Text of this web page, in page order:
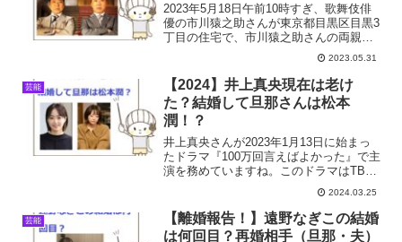
2023年5月18日午前10時すぎ、歌舞伎俳
優の市川猿之助さんが東京都目黒区目黒3
丁目の住宅で、市川猿之助さんの両親と
ともに倒れているのが見つかりました。
三人は自宅で倒れており、猿之助さんが
倒れていた場所の近くのキャンバスには
遺書のような書...
2023.05.31
芸能
【2024】井上真央現在は老け
た？結婚して旦那さんは松本
潤！？
井上真央さんが2023年1月13日に始まっ
たドラマ『100万回言えばよかった』で主
演を務めていますね。このドラマはTBS
で放送され、『花より男子2』以来の16年
ぶりの出演として話題になっています。
井上真央さん現在の姿が老けた？松本潤
さんと結...
2024.03.25
芸能
【離婚報告！】遠野なぎこの結婚
は何回目？再婚相手（旦那・夫）